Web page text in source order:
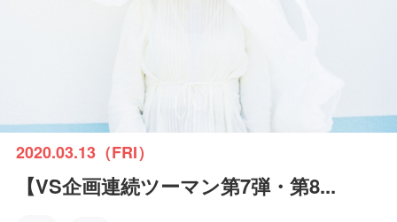
2020.03.13（FRI）
【VS企画連続ツーマン第7弾・第8...